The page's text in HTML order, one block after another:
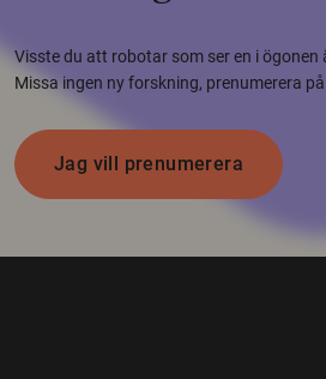
Visste du att robotar som ser en i
Missa ingen ny forskning, prenumerera
Jag vill prenumerera